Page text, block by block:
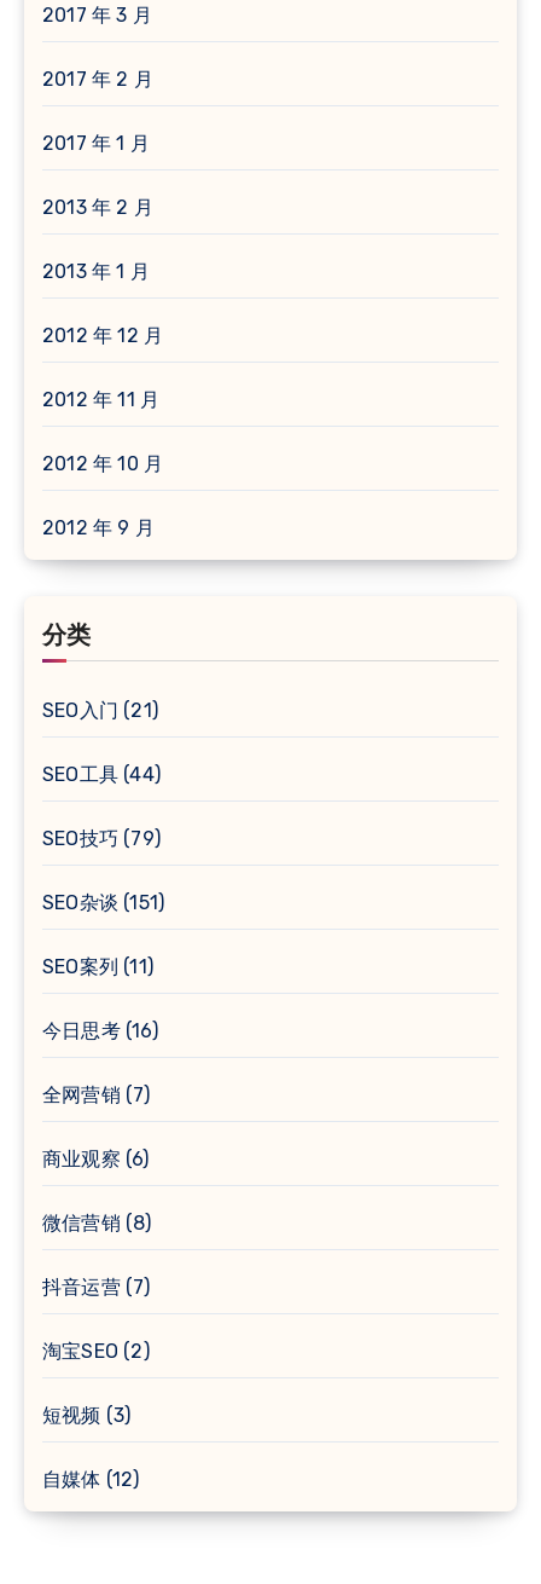
2017 年 3 月
2017 年 2 月
2017 年 1 月
2013 年 2 月
2013 年 1 月
2012 年 12 月
2012 年 11 月
2012 年 10 月
2012 年 9 月
分类
SEO入门 (21)
SEO工具 (44)
SEO技巧 (79)
SEO杂谈 (151)
SEO案列 (11)
今日思考(16)
全网营销 (7)
商业观察 (6)
微信营销 (8)
抖音运营(7)
淘宝SEO (2)
短视频 (3)
自媒体 (12)